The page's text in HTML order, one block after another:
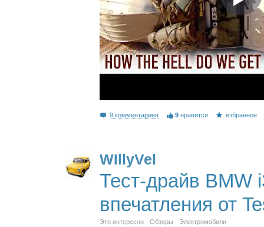
9 комментариев 9 нравится избранное
WIllyVel
Тест-драйв
впечатления от
Это интересно Обзоры Электромобили